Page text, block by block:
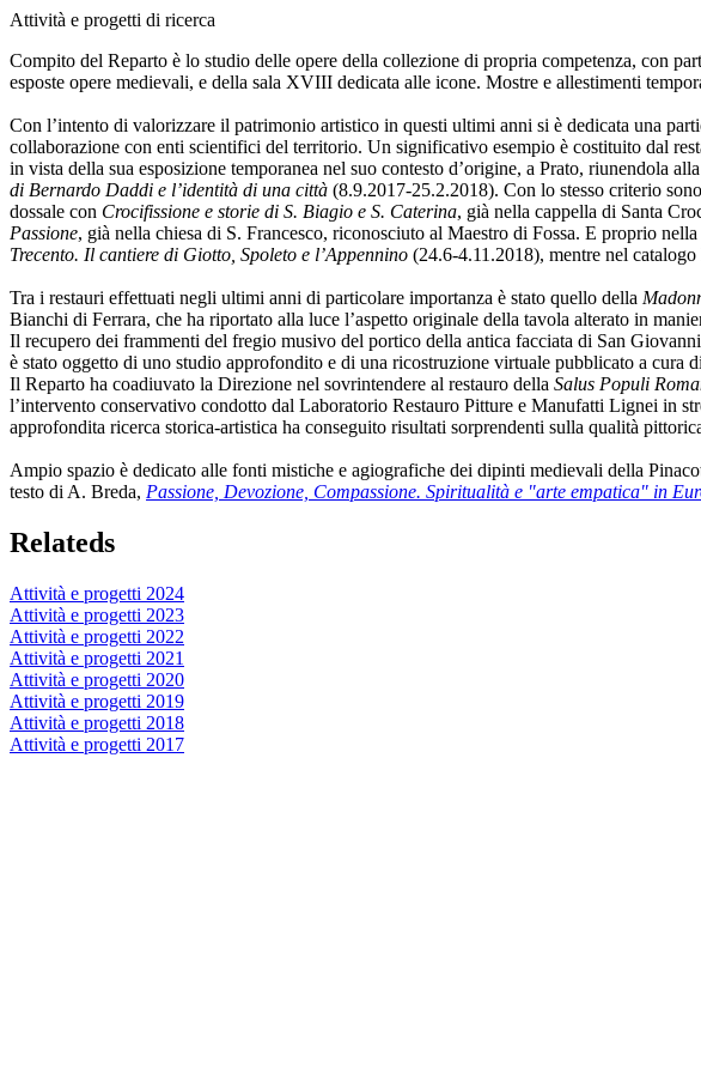
Attività e progetti di ricerca
Compito del Reparto è lo studio delle opere della collezione di propria competenza, con
esposte opere medievali, e della sala XVIII dedicata alle icone. Mostre e allestimenti
Con l’intento di valorizzare il patrimonio artistico in questi ultimi anni si è dedicata una
collaborazione con enti scientifici del territorio. Un significativo esempio è costituito dal
in vista della sua esposizione temporanea nel suo contesto d’origine, a Prato, riunendola
di Bernardo Daddi e l’identità di una città (8.9.2017-25.2.2018). Con lo stesso criterio
dossale con Crocifissione e storie di S. Biagio e S. Caterina, già nella cappella di Santa
Passione, già nella chiesa di S. Francesco, riconosciuto al Maestro di Fossa. E proprio
Trecento. Il cantiere di Giotto, Spoleto e l’Appennino (24.6-4.11.2018), mentre nel
Tra i restauri effettuati negli ultimi anni di particolare importanza è stato quello della
Bianchi di Ferrara, che ha riportato alla luce l’aspetto originale della tavola alterato in
Il recupero dei frammenti del fregio musivo del portico della antica facciata di San
è stato oggetto di uno studio approfondito e di una ricostruzione virtuale pubblicato a cura
Il Reparto ha coadiuvato la Direzione nel sovrintendere al restauro della Salus Populi
l’intervento conservativo condotto dal Laboratorio Restauro Pitture e Manufatti Lignei in
approfondita ricerca storica-artistica ha conseguito risultati sorprendenti sulla qualità
Ampio spazio è dedicato alle fonti mistiche e agiografiche dei dipinti medievali della
testo di A. Breda, Passione, Devozione, Compassione. Spiritualità e "arte empatica" in
Relateds
Attività e progetti 2024
Attività e progetti 2023
Attività e progetti 2022
Attività e progetti 2021
Attività e progetti 2020
Attività e progetti 2019
Attività e progetti 2018
Attività e progetti 2017